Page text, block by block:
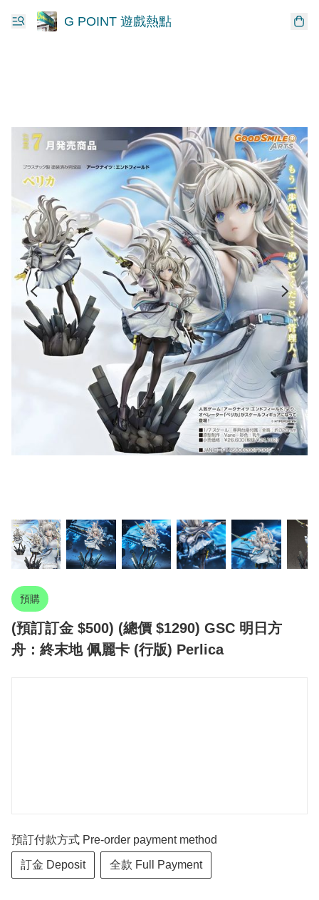
G POINT 遊戲熱點
預購
(預訂訂金 $500) (總價 $1290) GSC 明日方
舟：終末地 佩麗卡 (行版) Perlica
預訂付款方式 Pre-order payment method
訂金 Deposit 全款 Full Payment